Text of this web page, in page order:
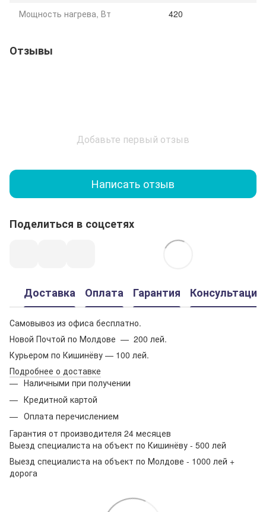
Мощность нагрева, Вт
420
Отзывы
Добавьте первый отзыв
Написать отзыв
Поделиться в соцсетях
Доставка Оплата Гарантия Консультация
Самовывоз из офиса бесплатно.
Новой Почтой по Молдове — 200 лей.
Курьером по Кишинёву — 100 лей.
Подробнее о доставке
Наличными при получении
Кредитной картой
Оплата перечислением
Гарантия от производителя 24 месяцев
Выезд специалиста на объект по Кишинёву - 500 лей
Выезд специалиста на объект по Молдове - 1000 лей +
дорога